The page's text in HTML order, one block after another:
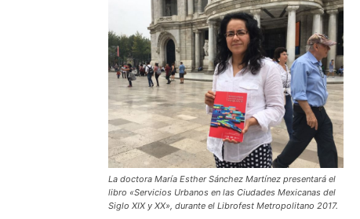
La doctora María Esther Sánchez Martínez presentará el
libro «Servicios Urbanos en las Ciudades Mexicanas del
Siglo XIX y XX», durante el Librofest Metropolitano 2017.